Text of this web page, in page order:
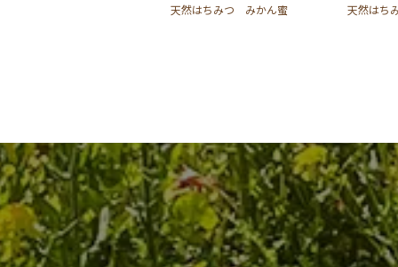
天然はちみつ みかん蜜 天然はち